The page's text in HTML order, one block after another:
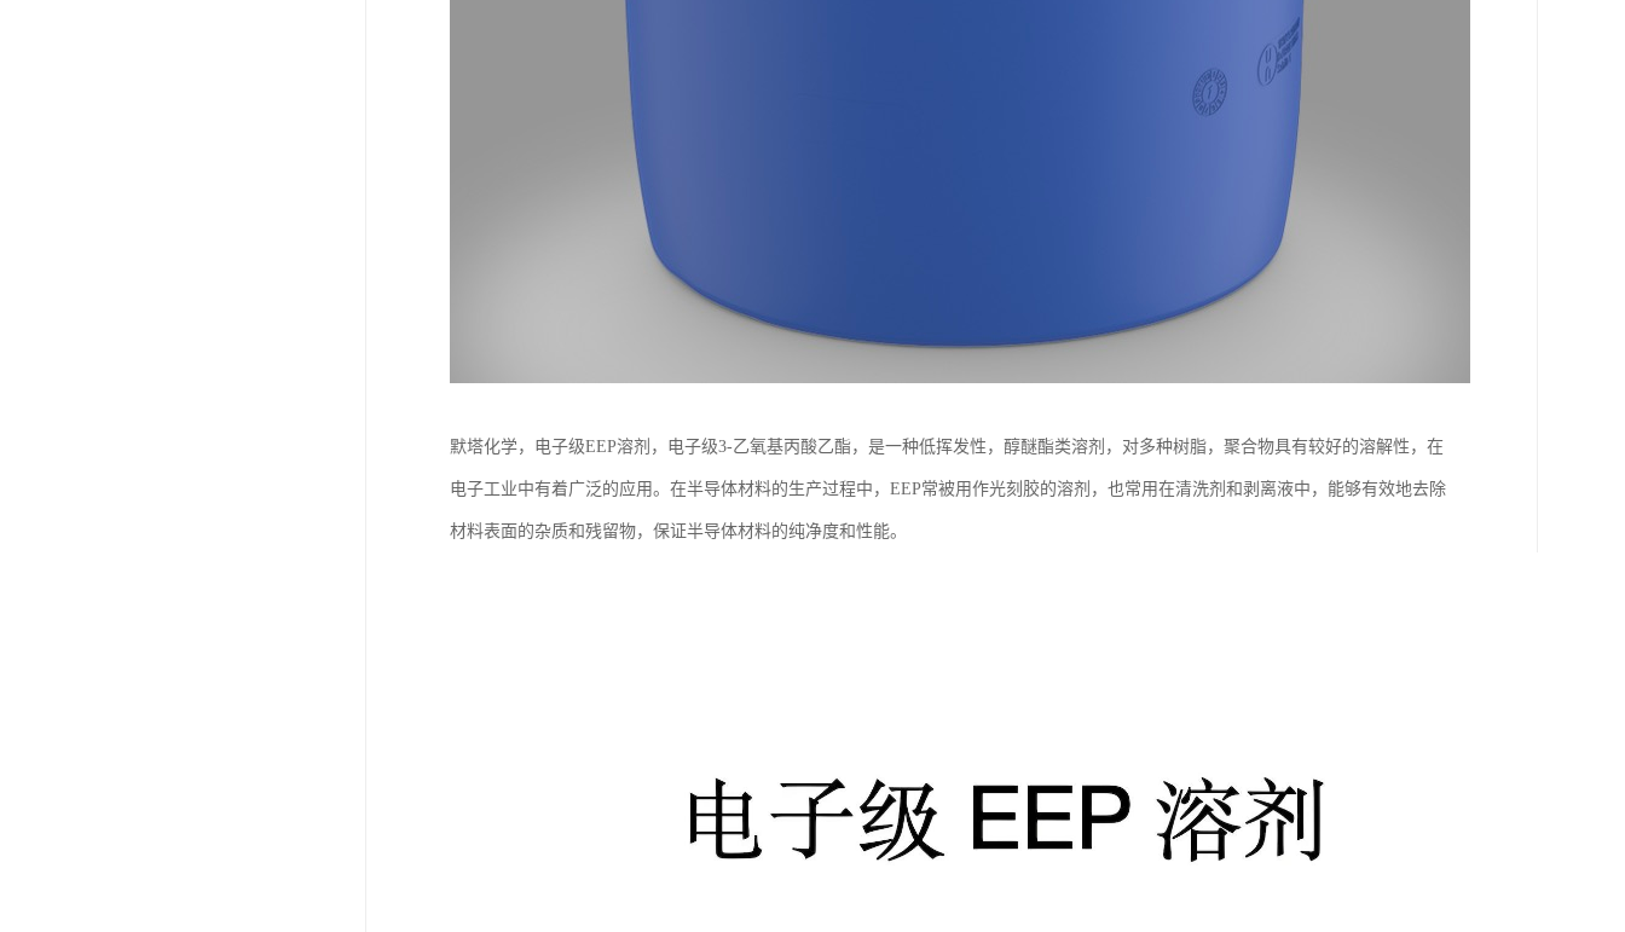
默塔化学，电子级EEP溶剂，电子级3-乙氧基丙酸乙酯，是一种低挥发性，醇醚酯类溶剂，对多种树脂，聚合物具有较好的溶解性，在
电子工业中有着广泛的应用。在半导体材料的生产过程中，EEP常被用作光刻胶的溶剂，也常用在清洗剂和剥离液中，能够有效地去除
材料表面的杂质和残留物，保证半导体材料的纯净度和性能。